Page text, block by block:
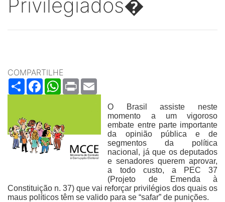
Privilegiados�
COMPARTILHE
ShareFacebookWhatsApp
Print
O Brasil assiste neste
momento a um vigoroso
embate entre parte importante
da opinião pública e de
segmentos da política
nacional, já que os deputados
e senadores querem aprovar,
a todo custo, a PEC 37
(Projeto de Emenda à
Constituição n. 37) que vai reforçar privilégios dos quais os
maus políticos têm se valido para se “safar” de punições.